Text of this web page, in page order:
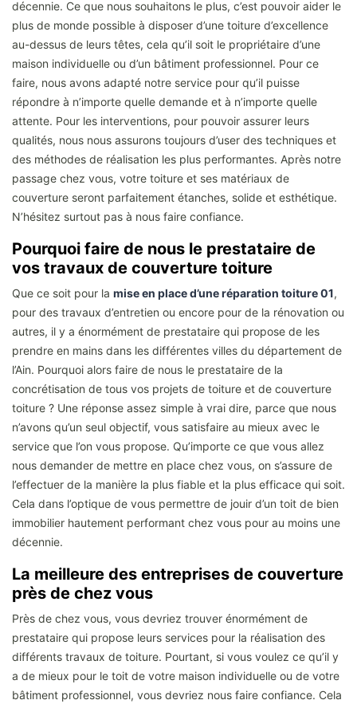
décennie. Ce que nous souhaitons le plus, c’est pouvoir aider le
plus de monde possible à disposer d’une toiture d’excellence
au-dessus de leurs têtes, cela qu’il soit le propriétaire d’une
maison individuelle ou d’un bâtiment professionnel. Pour ce
faire, nous avons adapté notre service pour qu’il puisse
répondre à n’importe quelle demande et à n’importe quelle
attente. Pour les interventions, pour pouvoir assurer leurs
qualités, nous nous assurons toujours d’user des techniques et
des méthodes de réalisation les plus performantes. Après notre
passage chez vous, votre toiture et ses matériaux de
couverture seront parfaitement étanches, solide et esthétique.
N’hésitez surtout pas à nous faire confiance.
Pourquoi faire de nous le prestataire de
vos travaux de couverture toiture
Que ce soit pour la mise en place d’une réparation toiture 01,
pour des travaux d’entretien ou encore pour de la rénovation ou
autres, il y a énormément de prestataire qui propose de les
prendre en mains dans les différentes villes du département de
l’Ain. Pourquoi alors faire de nous le prestataire de la
concrétisation de tous vos projets de toiture et de couverture
toiture ? Une réponse assez simple à vrai dire, parce que nous
n’avons qu’un seul objectif, vous satisfaire au mieux avec le
service que l’on vous propose. Qu’importe ce que vous allez
nous demander de mettre en place chez vous, on s’assure de
l’effectuer de la manière la plus fiable et la plus efficace qui soit.
Cela dans l’optique de vous permettre de jouir d’un toit de bien
immobilier hautement performant chez vous pour au moins une
décennie.
La meilleure des entreprises de couverture
près de chez vous
Près de chez vous, vous devriez trouver énormément de
prestataire qui propose leurs services pour la réalisation des
différents travaux de toiture. Pourtant, si vous voulez ce qu’il y
a de mieux pour le toit de votre maison individuelle ou de votre
bâtiment professionnel, vous devriez nous faire confiance. Cela